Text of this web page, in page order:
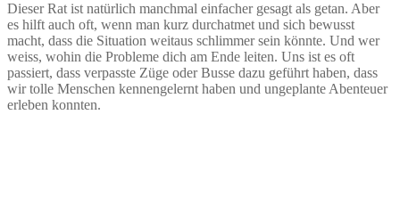
Dieser Rat ist natürlich manchmal einfacher gesagt als getan. Aber
es hilft auch oft, wenn man kurz durchatmet und sich bewusst
macht, dass die Situation weitaus schlimmer sein könnte. Und wer
weiss, wohin die Probleme dich am Ende leiten. Uns ist es oft
passiert, dass verpasste Züge oder Busse dazu geführt haben, dass
wir tolle Menschen kennengelernt haben und ungeplante Abenteuer
erleben konnten.